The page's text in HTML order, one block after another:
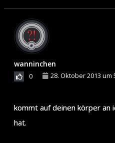
wanninchen
0 28. Oktober 2013 um
kommt auf deinen körper an
hat.